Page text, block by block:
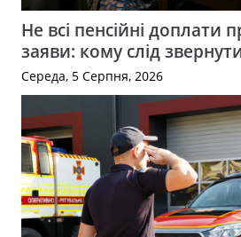
Не всі пенсійні доплати
заяви: кому слід
Середа, 5 Серпня, 2026